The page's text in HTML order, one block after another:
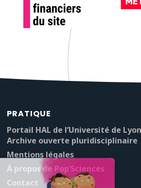
PRATIQUE
Portail HAL de l’Université de
Archive ouverte pluridisciplinaire
Mentions légales
À propos de Pop’Sciences
Contact